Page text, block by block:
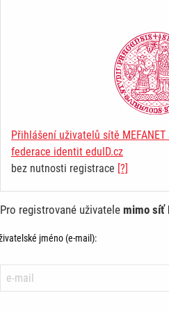
Přihlášení uživatelů sítě
federace identit eduID.cz
bez nutnosti registrace [?]
Pro registrované uživatele mimo síť
jméno (e-mail):